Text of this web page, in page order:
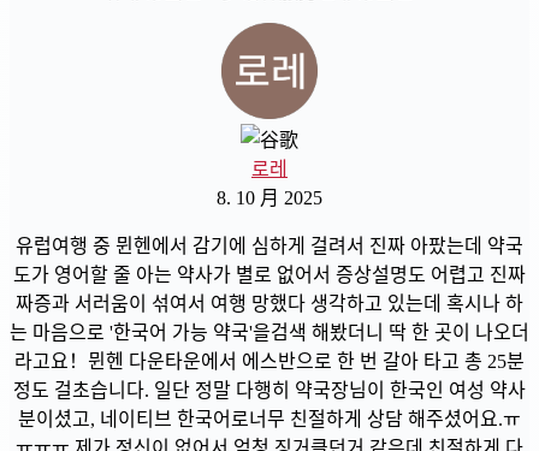
로레
8. 10 月 2025
유럽여행 중 뮌헨에서 감기에 심하게 걸려서 진짜 아팠는데 약국
도가 영어할 줄 아는 약사가 별로 없어서 증상설명도 어렵고 진짜
짜증과 서러움이 섞여서 여행 망했다 생각하고 있는데 혹시나 하
는 마음으로 '한국어 가능 약국'을검색 해봤더니 딱 한 곳이 나오더
라고요！뮌헨 다운타운에서 에스반으로 한 번 갈아 타고 총 25분
정도 걸초습니다. 일단 정말 다행히 약국장님이 한국인 여성 약사
분이셨고, 네이티브 한국어로너무 친절하게 상담 해주셨어요.ㅠ